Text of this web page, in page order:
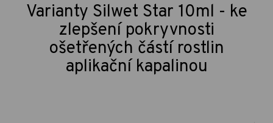
Varianty Silwet Star 10ml - ke
zlepšení pokryvnosti
ošetřených částí rostlin
aplikační kapalinou